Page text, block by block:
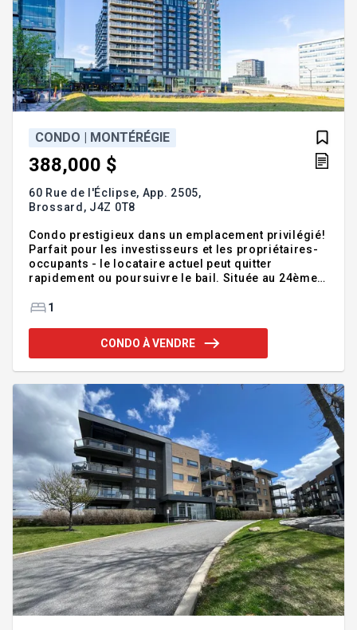
CONDO | MONTÉRÉGIE
388,000 $
60 Rue de l'Éclipse, App. 2505,
Brossard, J4Z 0T8
Condo prestigieux dans un emplacement privilégié!
Parfait pour les investisseurs et les propriétaires-
occupants - le locataire actuel peut quitter
rapidement ou poursuivre le bail. Située au 24ème
offre une vue panoramique à couper le souffle sur
élégante cuisine moderne avec des appareils haut
de gamme. Comprend un stationnement intérieur et
terrasse sur le toit. Accès Direct au REM, aux
commerces
1
CONDO À VENDRE